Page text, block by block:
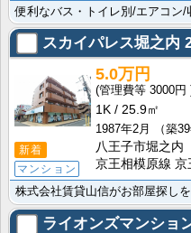
スカイパレス堀之内
新着
マンション
5.0万円
3000円
1K
25.9㎡
1987年2月
（築
八王子市堀之内
京王相模原線
ライオンズマンショ